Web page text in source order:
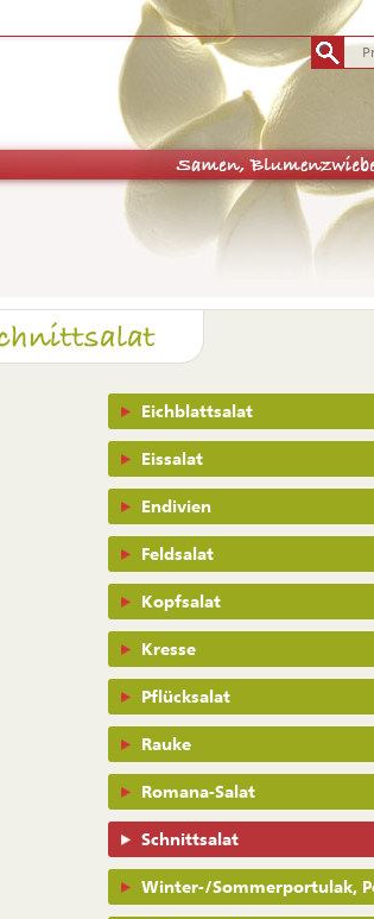
Navigation
überspringen
Eichblattsalat
Eissalat
Endivien
Feldsalat
Kopfsalat
Kresse
Pflücksalat
Rauke
Romana-Salat
Schnittsalat
Winter-/Sommerportulak,